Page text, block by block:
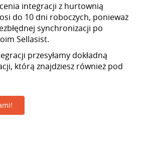
integracji z hurtownią
do 10 dni roboczych, ponieważ
synchronizacji po
Sellasist.
przesyłamy dokładną
którą znajdziesz również pod